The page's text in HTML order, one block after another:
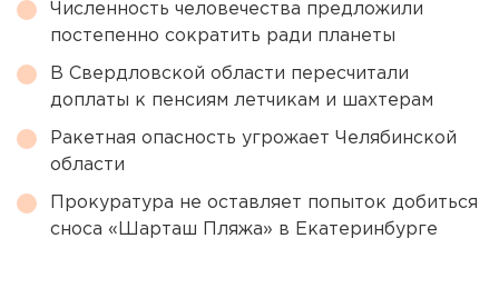
Численность человечества предложили
постепенно сократить ради планеты
В Свердловской области пересчитали
доплаты к пенсиям летчикам и шахтерам
Ракетная опасность угрожает Челябинской
области
Прокуратура не оставляет попыток добиться
сноса «Шарташ Пляжа» в Екатеринбурге